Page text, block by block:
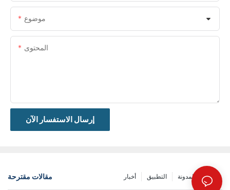
موضوع
المحتوى
إرسال الاستفسار الآن
مقالات مقترحة مشاركة المدونة التطبيق أخبار